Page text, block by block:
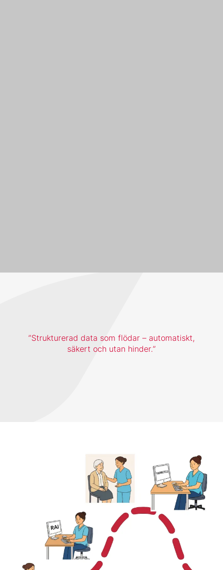
Strukturerad data som flödar – automatiskt,
säkert och utan hinder.